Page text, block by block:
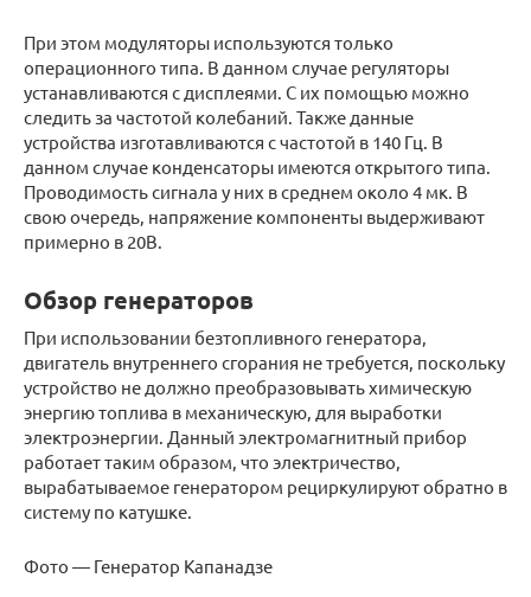
При этом модуляторы используются только
операционного типа. В данном случае регуляторы
устанавливаются с дисплеями. С их помощью можно
следить за частотой колебаний. Также данные
устройства изготавливаются с частотой в 140 Гц. В
данном случае конденсаторы имеются открытого типа.
Проводимость сигнала у них в среднем около 4 мк. В
свою очередь, напряжение компоненты выдерживают
примерно в 20В.
Обзор генераторов
При использовании безтопливного генератора,
двигатель внутреннего сгорания не требуется, поскольку
устройство не должно преобразовывать химическую
энергию топлива в механическую, для выработки
электроэнергии. Данный электромагнитный прибор
работает таким образом, что электричество,
вырабатываемое генератором рециркулируют обратно в
систему по катушке.
Фото — Генератор Капанадзе